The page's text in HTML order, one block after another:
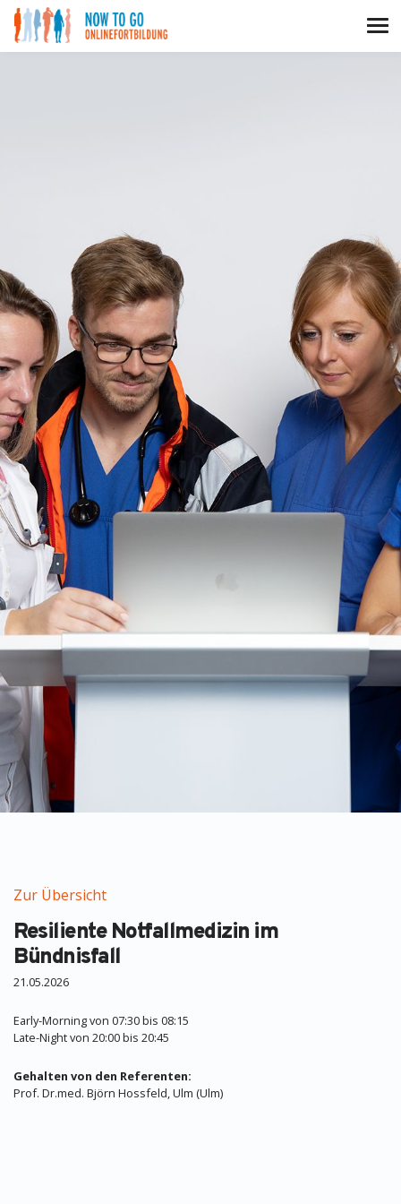
Zur Übersicht
Resiliente Notfallmedizin im
Bündnisfall
21.05.2026
Early-Morning von 07:30 bis 08:15
Late-Night von 20:00 bis 20:45
Gehalten von den Referenten:
Prof. Dr.med. Björn Hossfeld, Ulm (Ulm)